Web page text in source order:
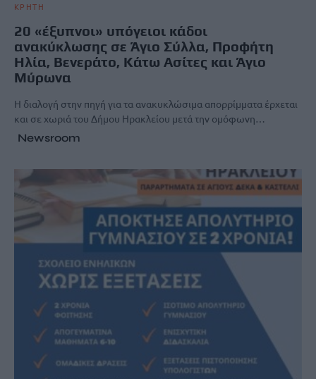
ΚΡΗΤΗ
20 «έξυπνοι» υπόγειοι κάδοι
ανακύκλωσης σε Άγιο Σύλλα, Προφήτη
Ηλία, Βενεράτο, Κάτω Ασίτες και Άγιο
Μύρωνα
Η διαλογή στην πηγή για τα ανακυκλώσιμα απορρίμματα έρχεται
και σε χωριά του Δήμου Ηρακλείου μετά την ομόφωνη…
Newsroom